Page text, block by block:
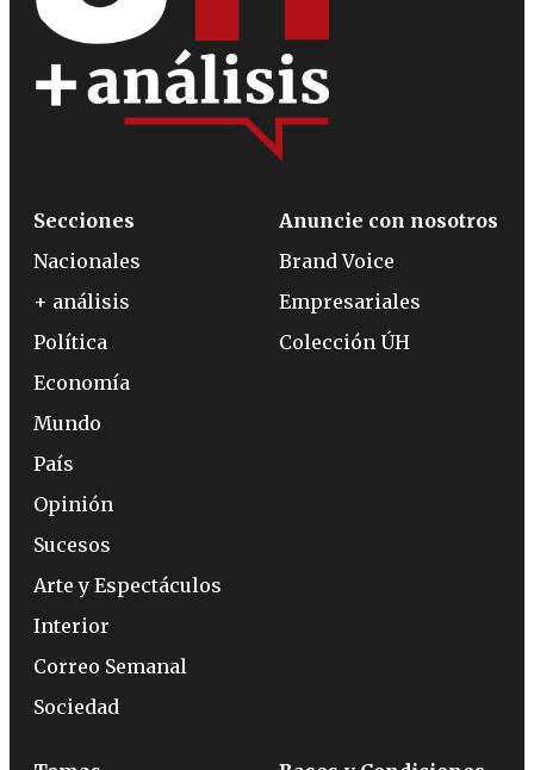
Secciones
Nacionales
+ análisis
Política
Economía
Mundo
País
Opinión
Sucesos
Arte y Espectáculos
Interior
Correo Semanal
Sociedad
Anuncie con nosotros
Brand Voice
Empresariales
Colección ÚH